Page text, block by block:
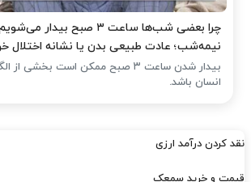
چرا بعضی شب‌ها ساعت ۳ صبح
نیمه‌شب؛ عادت طبیعی بدن یا نشانه اختلال
بیدار شدن ساعت ۳ صبح ممکن است
انسان باشد.
نقد کردن درآمد ارزی
قیمت و خرید سمعک